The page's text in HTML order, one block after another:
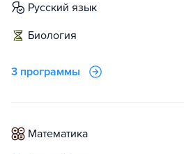
русский язык
биология
3 программы
математика